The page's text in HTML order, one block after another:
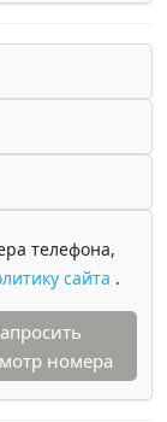
телефона,
сайта .
номера